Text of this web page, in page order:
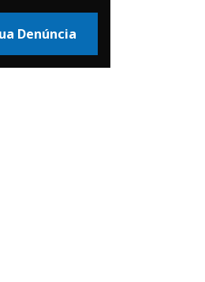
Denúncia